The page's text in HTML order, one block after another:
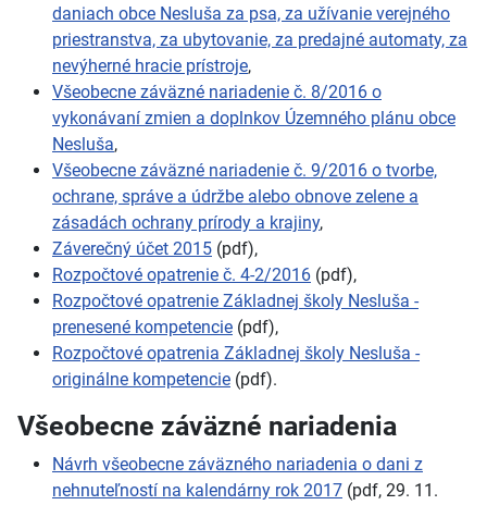
daniach obce Nesluša za psa, za užívanie verejného
priestranstva, za ubytovanie, za predajné automaty, za
nevýherné hracie prístroje,
Všeobecne záväzné nariadenie č. 8/2016 o
vykonávaní zmien a doplnkov Územného plánu obce
Nesluša,
Všeobecne záväzné nariadenie č. 9/2016 o tvorbe,
ochrane, správe a údržbe alebo obnove zelene a
zásadách ochrany prírody a krajiny,
Záverečný účet 2015 (pdf),
Rozpočtové opatrenie č. 4-2/2016 (pdf),
Rozpočtové opatrenie Základnej školy Nesluša -
prenesené kompetencie (pdf),
Rozpočtové opatrenia Základnej školy Nesluša -
originálne kompetencie (pdf).
Všeobecne záväzné nariadenia
Návrh všeobecne záväzného nariadenia o dani z
nehnuteľností na kalendárny rok 2017 (pdf, 29. 11.